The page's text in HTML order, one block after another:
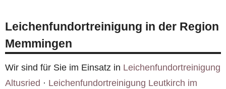
Dieses mehrstufige Verfahren stellt sicher, dass
die Wohnung in Memmingen dauerhaft
geruchsfrei wird.
Leichenfundortreinigung in der Region
Memmingen
Wir sind für Sie im Einsatz in Leichenfundortreinigung
Altusried · Leichenfundortreinigung Leutkirch im